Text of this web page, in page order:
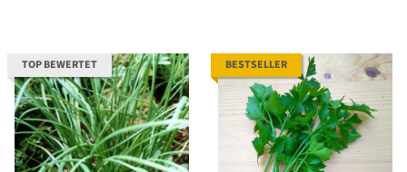
TOP BEWERTET BESTSELLER